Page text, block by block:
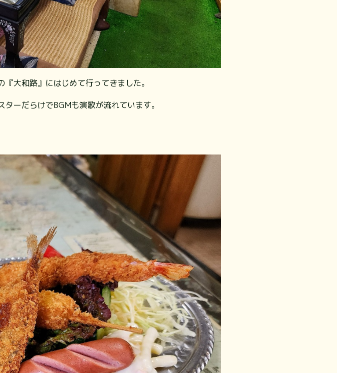
大和路』にはじめて行ってきました。
ーだらけでBGMも演歌が流れています。